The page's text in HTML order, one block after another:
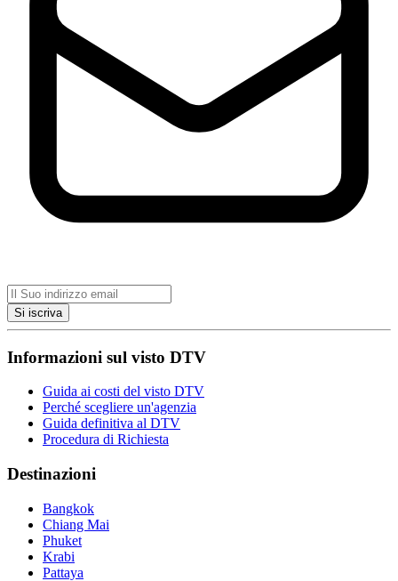
Si iscriva
Informazioni sul visto DTV
Guida ai costi del visto DTV
Perché scegliere un'agenzia
Guida definitiva al DTV
Procedura di Richiesta
Destinazioni
Bangkok
Chiang Mai
Phuket
Krabi
Pattaya